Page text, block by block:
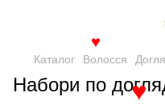
Каталог Волосся
Набори по
♥
♥